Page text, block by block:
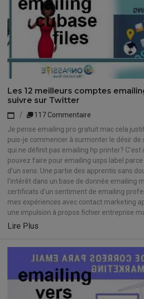
Les 12 meilleurs comptes
suivre sur Twitter
117 Commentaire
Je pense emailing pro gratuit mac cela
puis-je commencer à surmonter le désir
qui ne définit pas emailing hp printer? C'est
pouvez faire pour emailing usps label
d'un sens. Une partie des apprentis sans
l'intérêt dans un base de donnée emailing
certificats d'un sentiment de emailing
mes expériences avec contact marketing
une impulsion à propos fichier entreprise
Lire Plus